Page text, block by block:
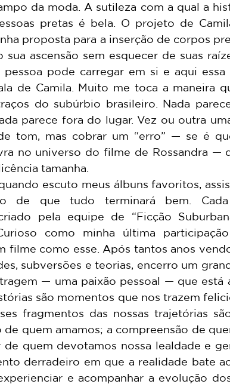
da moda. A sutileza com a qual a
pretas é bela. O projeto de
proposta para a inserção de corpos
sua ascensão sem esquecer de suas
pode carregar em si e aqui
de Camila. Muito me toca a maneira
do subúrbio brasileiro. Nada
parece fora do lugar. Vez ou outra
tom, mas cobrar um “erro” — se é
no universo do filme de Rossandra —
tamanha.
de que tudo terminará bem.
pela equipe de “Ficção
como minha última
filme como esse. Após tantos anos
subversões e teorias, encerro um
— uma paixão pessoal — que está
são momentos que nos trazem
fragmentos das nossas trajetórias
de quem amamos; a compreensão de
de quem devotamos nossa lealdade e
derradeiro em que a realidade bate
e acompanhar a evolução